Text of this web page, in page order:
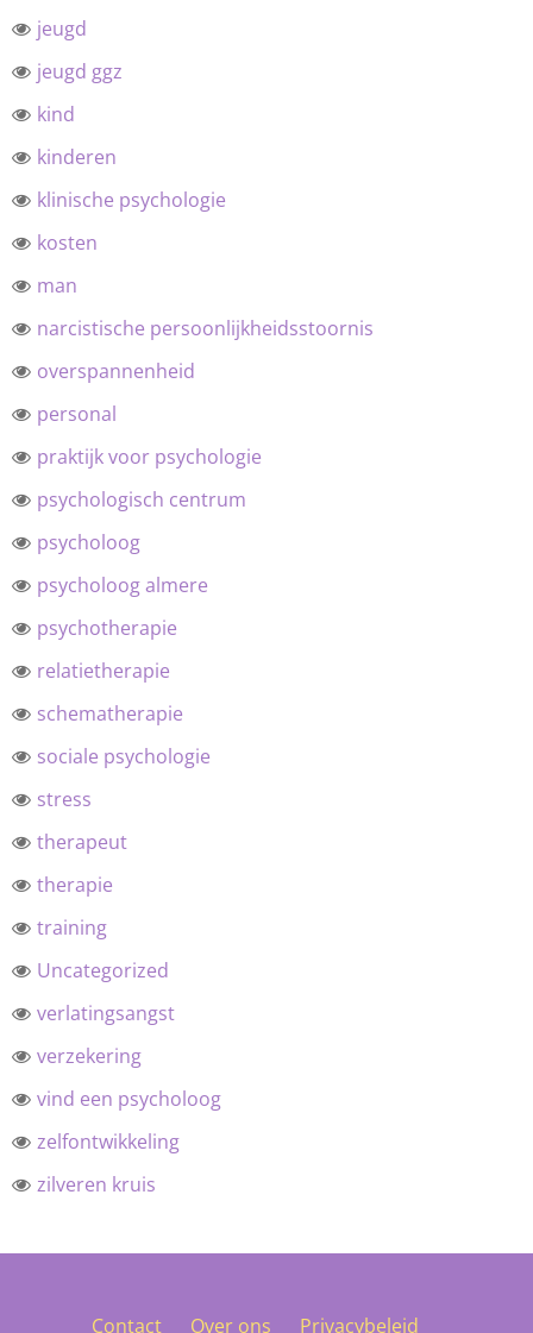
jeugd
jeugd ggz
kind
kinderen
klinische psychologie
kosten
man
narcistische persoonlijkheidsstoornis
overspannenheid
personal
praktijk voor psychologie
psychologisch centrum
psycholoog
psycholoog almere
psychotherapie
relatietherapie
schematherapie
sociale psychologie
stress
therapeut
therapie
training
Uncategorized
verlatingsangst
verzekering
vind een psycholoog
zelfontwikkeling
zilveren kruis
Contact Over ons Privacybeleid